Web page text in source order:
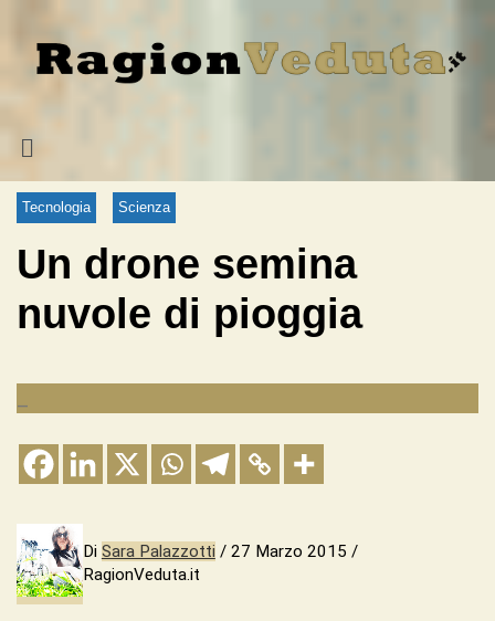
Tecnologia Scienza
Un drone semina
nuvole di pioggia
Di Sara Palazzotti / 27 Marzo 2015 /
RagionVeduta.it